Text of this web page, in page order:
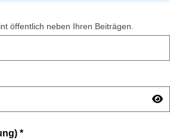
öffentlich neben Ihren Beiträgen.
*